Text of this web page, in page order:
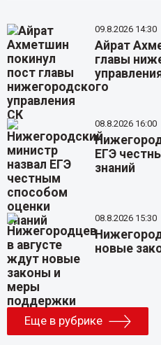
09.8.2026 14:30
Айрат
главы
08.8.2026 16:00
ЕГЭ
знаний
08.8.2026 15:30
новые
Еще в рубрике